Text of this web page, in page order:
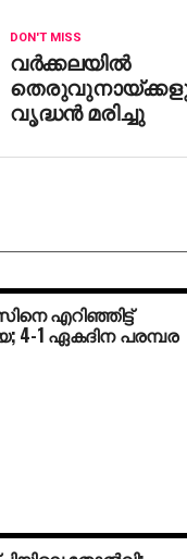
DON'T MISS
വര്‍ക്കലയില്‍
വൃദ്ധന്‍ മരിച്ചു
എറിഞ്ഞിട്ട്
4-1 ഏകദിന പരമ്പര